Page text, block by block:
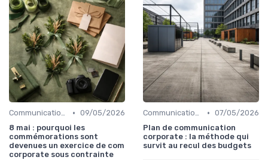
Communication corporate • 09/05/2026
8 mai : pourquoi les
commémorations sont
devenues un exercice de com
corporate sous contrainte
Communication corporate • 07/05/2026
Plan de communication
corporate : la méthode qui
survit au recul des budgets